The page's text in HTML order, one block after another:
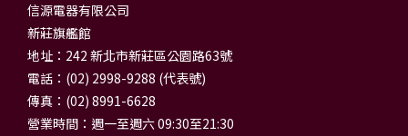
信源電器有限公司
新莊旗艦館
地址：242 新北市新莊區公園路63號
電話：(02) 2998-9288 (代表號)
傳真：(02) 8991-6628
營業時間：週一至週六 09:30至21:30